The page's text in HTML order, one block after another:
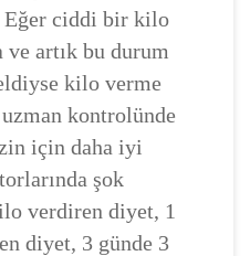
Eğer ciddi bir kilo
ve artık bu durum
kilo verme
kontrolünde
için daha iyi
şok
verdiren diyet, 1
diyet, 3 günde 3